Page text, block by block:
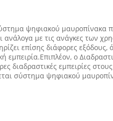
ψηφιακού μαυροπίνακα
ανάλογα με τις ανάγκες των
επίσης διάφορες εξόδους,
ο
διαδραστικές εμπειρίες
σύστημα ψηφιακού